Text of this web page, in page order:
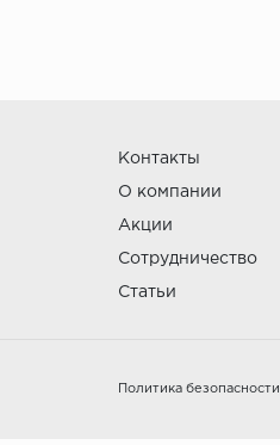
Контакты
О компании
Акции
Сотрудничество
Статьи
Политика безопасности